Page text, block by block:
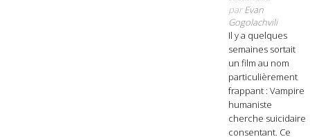
parEvan
Gogolachvili
Il y a quelques
semaines sortait
un film au nom
particulièrement
frappant : Vampire
humaniste
cherche suicidaire
consentant. Ce